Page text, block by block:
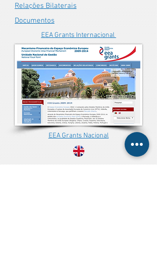
Relações Bilaterais
Documentos
EEA Grants Internacional
EEA Grants Nacional